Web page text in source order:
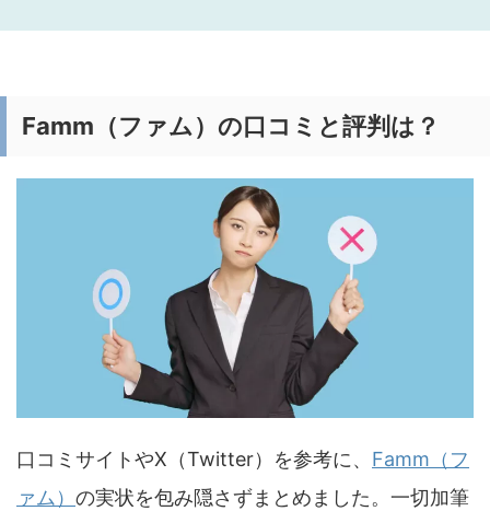
Famm（ファム）の口コミと評判は？
口コミサイトやX（Twitter）を参考に、 Famm（フ
ァム） の実状を包み隠さずまとめました。一切加筆